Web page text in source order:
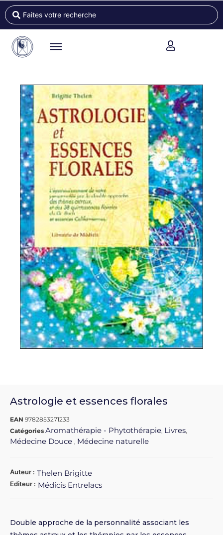
Astrologie et essences florales
EAN 9782853271233
Catégories Aromathérapie - Phytothérapie, Livres,
Médecine Douce , Médecine naturelle
Auteur : Thelen Brigitte
Editeur : Médicis Entrelacs
Double approche de la personnalité associant les